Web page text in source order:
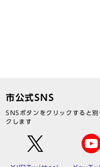
市公式SNS
SNSボタンをクリックすると
クします